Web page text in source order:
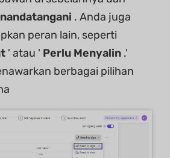
. Anda juga
peran lain, seperti
' atau ' Perlu Menyalin .'
berbagai pilihan